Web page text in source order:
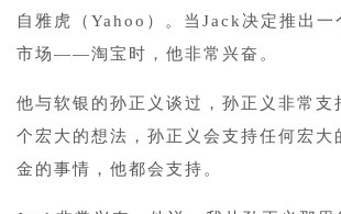
自雅虎（Yahoo）。当Jack决定推出一
市场——淘宝时，他非常兴奋。
他与软银的孙正义谈过，孙正义非常支
个宏大的想法，孙正义会支持任何宏大
金的事情，他都会支持。